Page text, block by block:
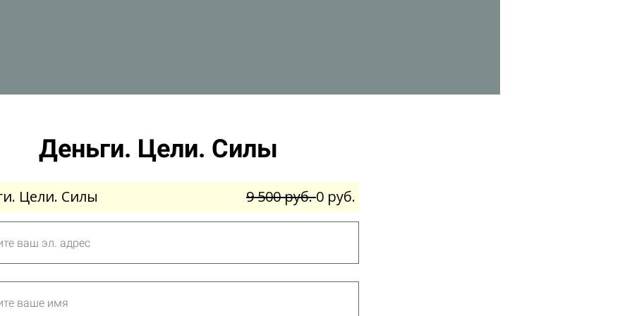
Деньги. Цели. Силы
Цели. Силы 9 500 руб.0 руб.